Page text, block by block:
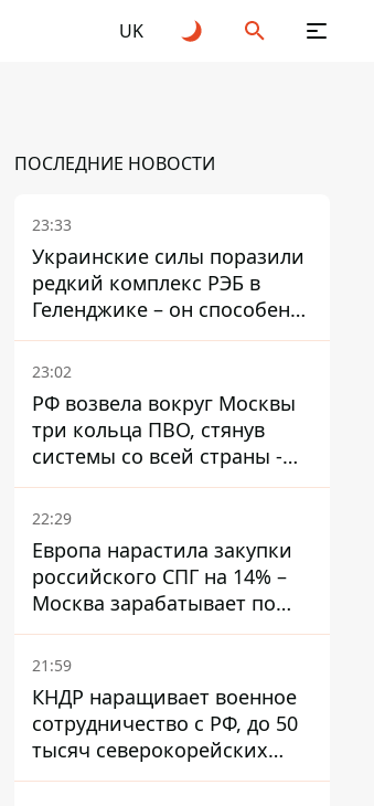
UK
ПОСЛЕДНИЕ НОВОСТИ
23:33
Украинские силы поразили
редкий комплекс РЭБ в
Геленджике – он способен
глушить Starlink
23:02
РФ возвела вокруг Москвы
три кольца ПВО, стянув
системы со всей страны -
Зеленский
22:29
Европа нарастила закупки
российского СПГ на 14% –
Москва зарабатывает по
€60 млн ежедневно
21:59
КНДР наращивает военное
сотрудничество с РФ, до 50
тысяч северокорейских
солдат могут прибыть в